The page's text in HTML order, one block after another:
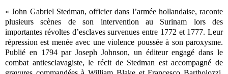
« John Gabriel Stedman, officier dans l’armée hollandaise, raconte
plusieurs scènes de son intervention au Surinam lors des
importantes révoltes d’esclaves survenues entre 1772 et 1777. Leur
répression est menée avec une violence poussée à son paroxysme.
Publié en 1794 par Joseph Johnson, un éditeur engagé dans le
combat antiesclavagiste, le récit de Stedman est accompagné de